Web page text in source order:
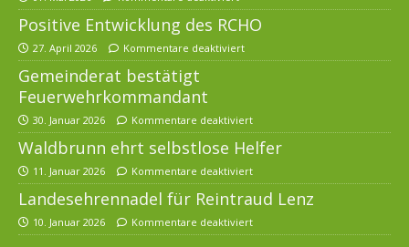
Positive Entwicklung des RCHO
27. April 2026 Kommentare deaktiviert
Gemeinderat bestätigt
Feuerwehrkommandant
30. Januar 2026 Kommentare deaktiviert
Waldbrunn ehrt selbstlose Helfer
11. Januar 2026 Kommentare deaktiviert
Landesehrennadel für Reintraud Lenz
10. Januar 2026 Kommentare deaktiviert